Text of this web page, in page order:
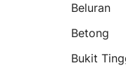
Beluran
Betong
Bukit